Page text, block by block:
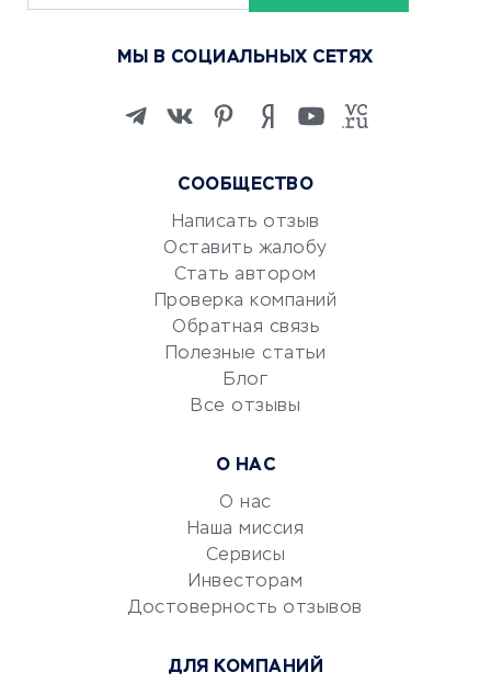
Изучение иностранных
Маркетинг и продажи
Репетиторство
Красота и здоровье
Сервисы по поиску работы
Сетевой маркетинг
УСЛУГИ ДЛЯ БИЗНЕСА
документооборот
Консалтинговые компании
СООБЩЕСТВО
Написать отзыв
Оставить жалобу
Стать автором
Проверка компаний
Обратная связь
Полезные статьи
Блог
Все отзывы
О НАС
О нас
Наша миссия
Сервисы
Инвесторам
Достоверность отзывов
ДЛЯ КОМПАНИЙ
МЫ В СОЦИАЛЬНЫХ СЕТЯХ